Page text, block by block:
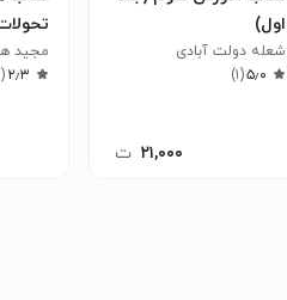
اول)
شعله دولت آبادی
۵٫۰(۱)
۲۱,۰۰۰ ت
طراحی
مجید
۲٫۳(